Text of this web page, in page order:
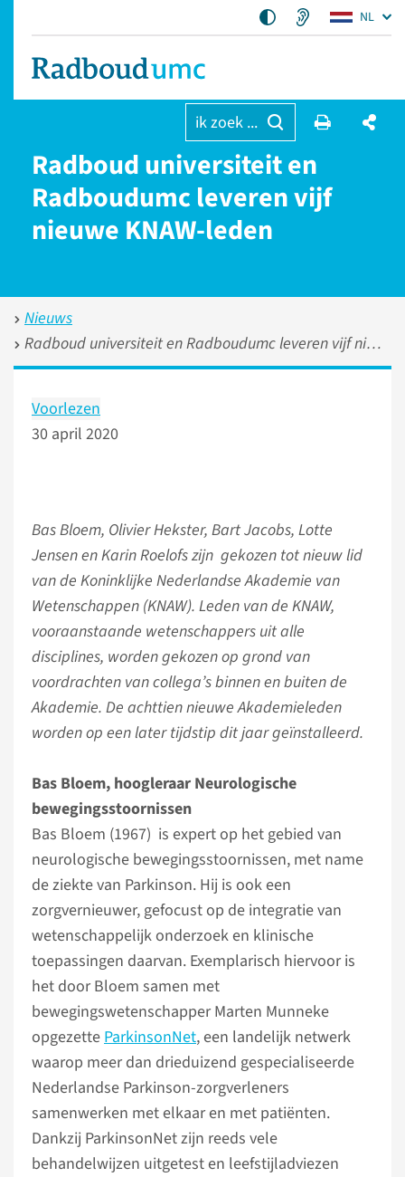
NL
ik zoek ...
Radboud universiteit en
Radboudumc leveren vijf
nieuwe KNAW-leden
Nieuws
Radboud universiteit en Radboudumc leveren vijf nieuwe KNAW-leden
Voorlezen
30 april 2020
Bas Bloem, Olivier Hekster, Bart Jacobs, Lotte
Jensen en Karin Roelofs zijn gekozen tot nieuw lid
van de Koninklijke Nederlandse Akademie van
Wetenschappen (KNAW). Leden van de KNAW,
vooraanstaande wetenschappers uit alle
disciplines, worden gekozen op grond van
voordrachten van collega’s binnen en buiten de
Akademie. De achttien nieuwe Akademieleden
worden op een later tijdstip dit jaar geïnstalleerd.
Bas Bloem, hoogleraar Neurologische
bewegingsstoornissen
Bas Bloem (1967) is expert op het gebied van
neurologische bewegingsstoornissen, met name
de ziekte van Parkinson. Hij is ook een
zorgvernieuwer, gefocust op de integratie van
wetenschappelijk onderzoek en klinische
toepassingen daarvan. Exemplarisch hiervoor is
het door Bloem samen met
bewegingswetenschapper Marten Munneke
opgezetteParkinsonNet, een landelijk netwerk
waarop meer dan drieduizend gespecialiseerde
Nederlandse Parkinson-zorgverleners
samenwerken met elkaar en met patiënten.
Dankzij ParkinsonNet zijn reeds vele
behandelwijzen uitgetest en leefstijladviezen